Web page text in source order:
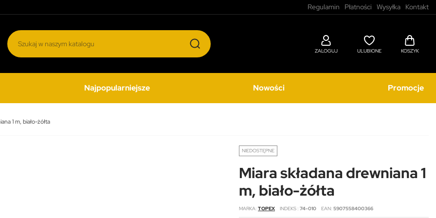
Regulamin Płatności Wysyłka Kontakt
ZALOGUJ ULUBIONE KOSZYK
Najpopularniejsze Nowości Promocje
1 m, biało-żółta
NIEDOSTĘPNE
Miara składana drewniana 1
m, biało-żółta
MARKA TOPEX INDEKS 74-010 EAN 5907558400366